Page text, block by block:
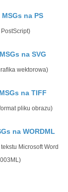
na PS
na SVG
wektorowa)
na TIFF
pliku obrazu)
na WORDML
Microsoft Word